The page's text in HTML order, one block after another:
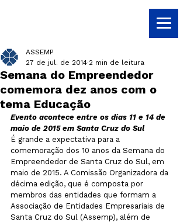
Semana do Empreendedor
comemora dez anos com o
tema Educação
ASSEMP
27 de jul. de 2014 2 min de leitura
Evento acontece entre os dias 11 e 14 de
maio de 2015 em Santa Cruz do Sul
É grande a expectativa para a
comemoração dos 10 anos da Semana do
Empreendedor de Santa Cruz do Sul, em
maio de 2015. A Comissão Organizadora da
décima edição, que é composta por
membros das entidades que formam a
Associação de Entidades Empresariais de
Santa Cruz do Sul (Assemp), além de